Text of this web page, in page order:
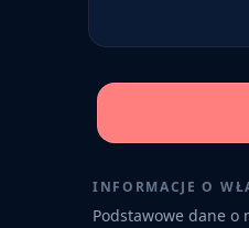
INFORMACJE O
Podstawowe dane